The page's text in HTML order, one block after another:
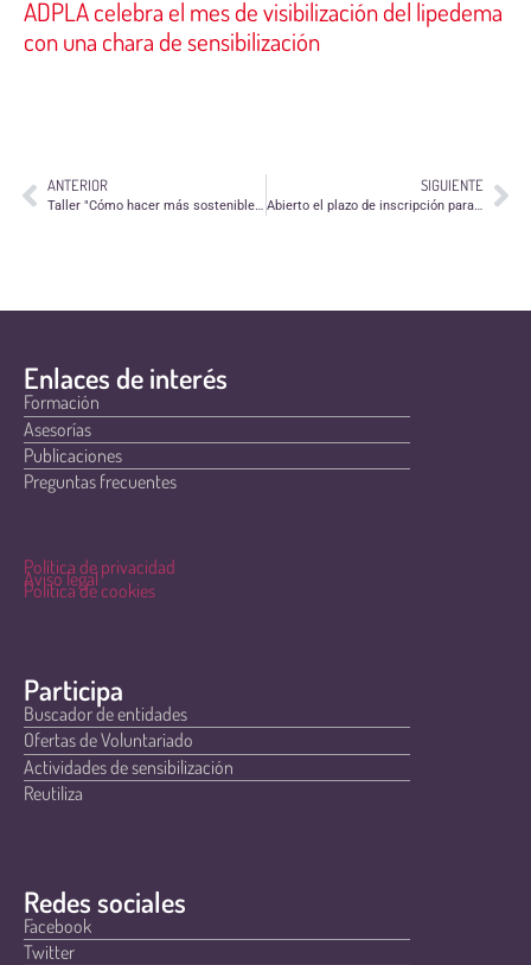
ADPLA celebra el mes de visibilización del lipedema
con una chara de sensibilización
ANTERIOR
Taller "Cómo hacer más sostenible un campamento"
SIGUIENTE
Abierto el plazo de inscripción para la IV Andada Solidaria
Enlaces de interés
Formación
Asesorías
Publicaciones
Preguntas frecuentes
Política de privacidad
Aviso legal
Política de cookies
Participa
Buscador de entidades
Ofertas de Voluntariado
Actividades de sensibilización
Reutiliza
Redes sociales
Facebook
Twitter